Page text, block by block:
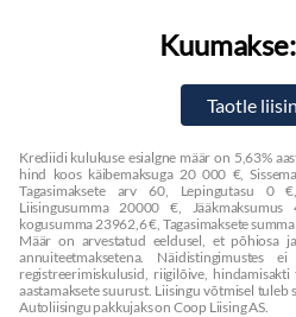
Kuumakse:
Krediidi kulukuse esialgne määr on 5,63%
hind koos käibemaksuga 20 000 €,
Tagasimaksete arv 60, Lepingutasu 0
Liisingusumma 20000 €, Jääkmaksumus
kogusumma 23962,6 €, Tagasimaksete
Määr on arvestatud eeldusel, et põhiosa
annuiteetmaksetena. Näidistingimustes
registreerimiskulusid, riigilõive,
aastamaksete suurust. Liisingu võtmisel tuleb
Autoliisingu pakkujaks on Coop Liising AS.